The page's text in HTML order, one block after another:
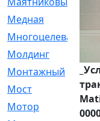
Медная
Многоцелевая
Молдинг
Монтажный
Мост
Мотор